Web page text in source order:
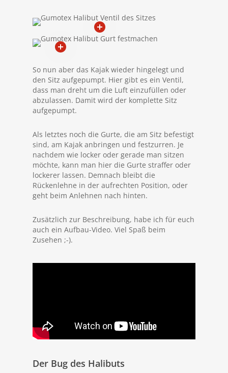
So nun aber das Kajak wieder hingelegt und
den Sitz aufgepumpt. Hier gibt es ein Ventil,
dass man dreht um die Luft einzufüllen oder
abzulassen. Damit wird der komplette Sitz
aufgepumpt.
Als letztes noch die Gurte, die am Sitz befestigt
sind, am Kajak anbringen und festzurren. Je
nachdem wie locker oder gerade man sitzen
möchte, kann man hier die Gurte straffer oder
lockerer lassen. Demnach bleibt die
Rückenlehne in der aufrechten Position, oder
geht beim Anlehnen nach hinten.
Zusätzlich zur Beschreibung, habe ich für euch
auch ein Aufbau-Video. Viel Spaß beim
Zusehen ;-).
Der Bug des Halibuts